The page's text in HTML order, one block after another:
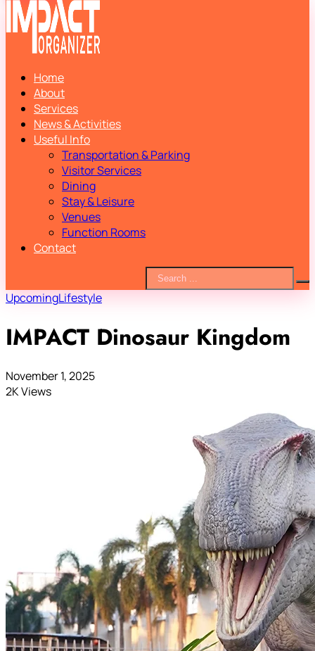
Home
About
Services
News & Activities
Useful Info
Transportation & Parking
Visitor Services
Dining
Stay & Leisure
Venues
Function Rooms
Contact
UpcomingLifestyle
IMPACT Dinosaur Kingdom
November 1, 2025
2K Views